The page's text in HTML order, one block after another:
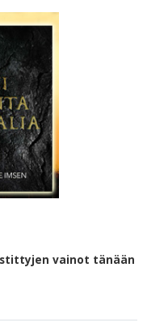
vainot tänään